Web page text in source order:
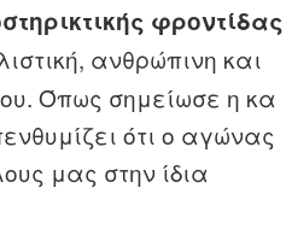
φροντίδας
ανθρώπινη και
Όπως σημείωσε η κα
ότι ο αγώνας
μας στην ίδια